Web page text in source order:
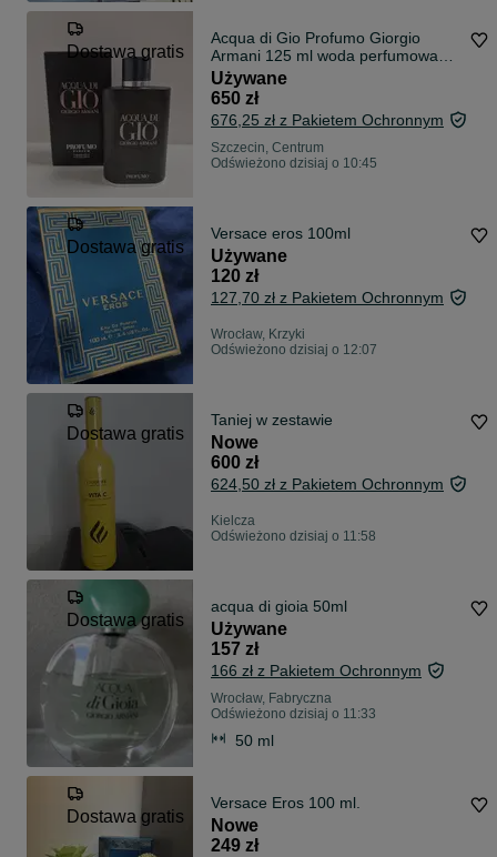
Dostawa gratis
Acqua di Gio Profumo Giorgio
Armani 125 ml woda perfumowana
oryginalne unikat
Używane
650 zł
676,25 zł z Pakietem Ochronnym
Szczecin, Centrum
Odświeżono dzisiaj o 10:45
Dostawa gratis
Versace eros 100ml
Używane
120 zł
127,70 zł z Pakietem Ochronnym
Wrocław, Krzyki
Odświeżono dzisiaj o 12:07
Dostawa gratis
Taniej w zestawie
Nowe
600 zł
624,50 zł z Pakietem Ochronnym
Kielcza
Odświeżono dzisiaj o 11:58
Dostawa gratis
acqua di gioia 50ml
Używane
157 zł
166 zł z Pakietem Ochronnym
Wrocław, Fabryczna
Odświeżono dzisiaj o 11:33
50 ml
Dostawa gratis
Versace Eros 100 ml.
Nowe
249 zł